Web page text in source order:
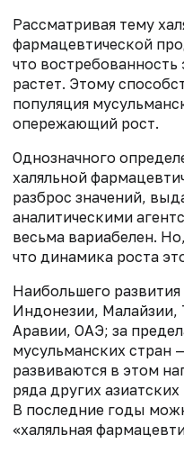
Рассматривая тему
фармацевтической
что
растет. Этому
популяция
опережающий рост.
Однозначного
халяльной
разброс значений,
аналитическими
весьма вариабелен.
что динамика роста
Наибольшего
Индонезии, Малайзии,
Аравии, ОАЭ; за
мусульманских стран
развиваются в этом
ряда других
В последние годы
«халяльная